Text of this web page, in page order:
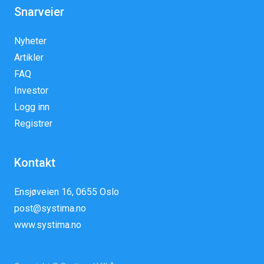
Snarveier
Nyheter
Artikler
FAQ
Investor
Logg inn
Registrer
Kontakt
Ensjøveien 16, 0655 Oslo
post@systima.no
www.systima.no